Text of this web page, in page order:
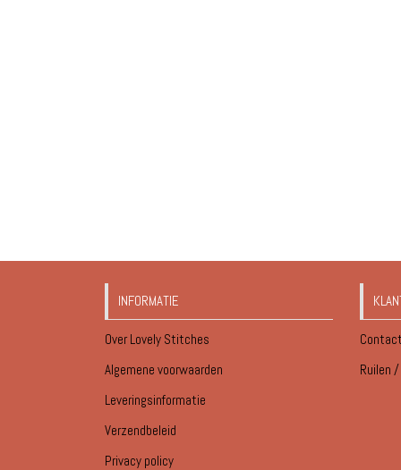
INFORMATIE
Over Lovely Stitches
Algemene voorwaarden
Leveringsinformatie
Verzendbeleid
Privacy policy
Contact
Ruilen